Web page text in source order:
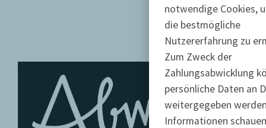
notwendige Cookies,
die bestmögliche
Nutzererfahrung zu
Zum Zweck der
Zahlungsabwicklung
persönliche Daten an
weitergegeben
Informationen